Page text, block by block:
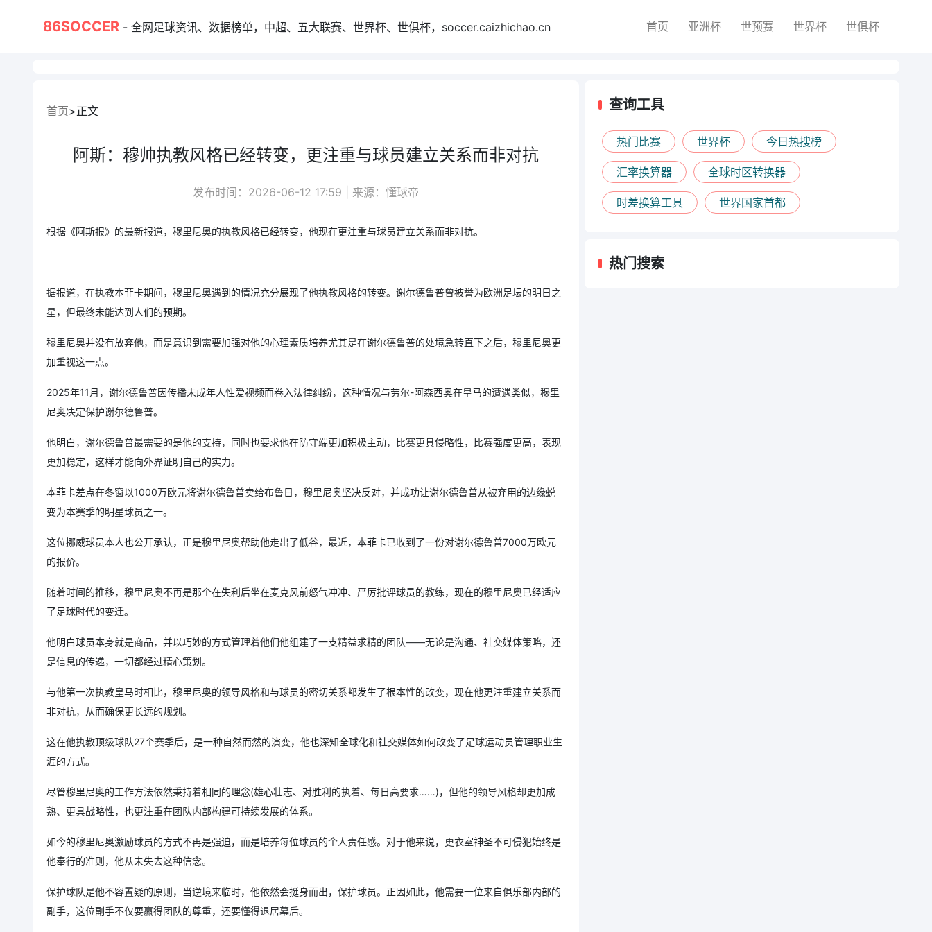
86SOCCER - 全网足球资讯、数据榜单，中超、五大联赛、世界杯、世俱杯，soccer.caizhichao.cn 首页 亚洲杯 世预赛 世界杯 世俱杯
首页 正文
阿斯：穆帅执教风格已经转变，更注重与球员建立关系而非对抗
发布时间：2026-06-12 17:59 | 来源：懂球帝
根据《阿斯报》的最新报道，穆里尼奥的执教风格已经转变，他现在更注重与球员建立关系而非对抗。
据报道，在执教本菲卡期间，穆里尼奥遇到的情况充分展现了他执教风格的转变。谢尔德鲁普曾被誉为欧洲足坛的明日之
星，但最终未能达到人们的预期。
穆里尼奥并没有放弃他，而是意识到需要加强对他的心理素质培养尤其是在谢尔德鲁普的处境急转直下之后，穆里尼奥更
加重视这一点。
2025年11月，谢尔德鲁普因传播未成年人性爱视频而卷入法律纠纷，这种情况与劳尔-阿森西奥在皇马的遭遇类似，穆里
尼奥决定保护谢尔德鲁普。
他明白，谢尔德鲁普最需要的是他的支持，同时也要求他在防守端更加积极主动，比赛更具侵略性，比赛强度更高，表现
更加稳定，这样才能向外界证明自己的实力。
本菲卡差点在冬窗以1000万欧元将谢尔德鲁普卖给布鲁日，穆里尼奥坚决反对，并成功让谢尔德鲁普从被弃用的边缘蜕
变为本赛季的明星球员之一。
这位挪威球员本人也公开承认，正是穆里尼奥帮助他走出了低谷，最近，本菲卡已收到了一份对谢尔德鲁普7000万欧元
的报价。
随着时间的推移，穆里尼奥不再是那个在失利后坐在麦克风前怒气冲冲、严厉批评球员的教练，现在的穆里尼奥已经适应
了足球时代的变迁。
他明白球员本身就是商品，并以巧妙的方式管理着他们他组建了一支精益求精的团队——无论是沟通、社交媒体策略，还
是信息的传递，一切都经过精心策划。
与他第一次执教皇马时相比，穆里尼奥的领导风格和与球员的密切关系都发生了根本性的改变，现在他更注重建立关系而
非对抗，从而确保更长远的规划。
这在他执教顶级球队27个赛季后，是一种自然而然的演变，他也深知全球化和社交媒体如何改变了足球运动员管理职业生
涯的方式。
尽管穆里尼奥的工作方法依然秉持着相同的理念(雄心壮志、对胜利的执着、每日高要求……)，但他的领导风格却更加成
熟、更具战略性，也更注重在团队内部构建可持续发展的体系。
如今的穆里尼奥激励球员的方式不再是强迫，而是培养每位球员的个人责任感。对于他来说，更衣室神圣不可侵犯始终是
他奉行的准则，他从未失去这种信念。
保护球队是他不容置疑的原则，当逆境来临时，他依然会挺身而出，保护球员。正因如此，他需要一位来自俱乐部内部的
副手，这位副手不仅要赢得团队的尊重，还要懂得退居幕后。
查询工具
热门比赛 世界杯 今日热搜榜
汇率换算器 全球时区转换器
时差换算工具 世界国家首都
热门搜索